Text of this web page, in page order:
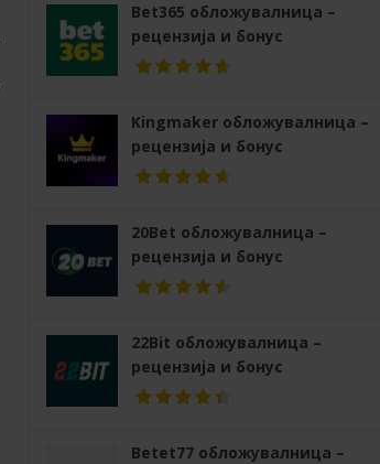
Bet365 обложувалница –
рецензија и бонус
Kingmaker обложувалница –
рецензија и бонус
20Bet обложувалница –
рецензија и бонус
22Bit обложувалница –
рецензија и бонус
Betet77 обложувалница –